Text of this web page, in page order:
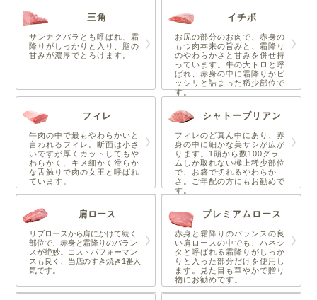
三角
サンカクバラとも呼ばれ、霜
降りがしっかりと入り、脂の
甘みが濃厚でとろけます。
イチボ
お尻の部分のお肉で、赤身の
もつ肉本来の旨みと、霜降り
のやわらかさと甘みを併せ持
っています。牛の大トロと呼
ばれ、赤身の中に霜降りがビ
ッシリと詰まった稀少部位で
す。
フィレ
牛肉の中で最もやわらかいと
言われるフィレ。断面は小さ
いですが厚くカットしてもや
わらかく、キメ細かく滑らか
な舌触りで肉の女王と呼ばれ
ています。
シャトーブリアン
フィレのど真ん中にあり、赤
身の中に細かな美サシが広が
ります。1頭から数100グラ
ムしか取れない極上稀少部位
で、お箸で切れるやわらか
さ。ご年配の方にもお勧めで
す。
肩ロース
リブロースから肩にかけて続く
部位で、赤身と霜降りのバラン
スが絶妙。コストパフォーマン
スも良く、当店のすき焼き1番人
気です。
プレミアムロース
赤身と霜降りのバランスの良
い肩ロースの中でも、ハネシ
タと呼ばれる霜降りがしっか
りと入った部分だけを使用し
ます。見た目も華やかで贈り
物にお勧めです。